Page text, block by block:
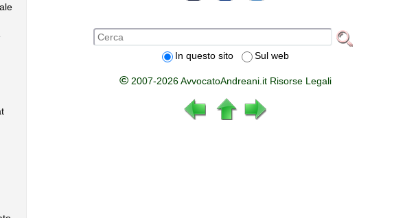
In questo sito Sul web
©2007-2026 AvvocatoAndreani.it Risorse Legali